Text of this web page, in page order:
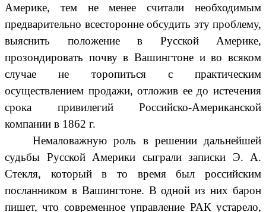
Америке, тем не менее считали необходимым
предварительно всесторонне обсудить эту проблему,
выяснить положение в Русской Америке,
прозондировать почву в Вашингтоне и во всяком
случае не торопиться с практическим
осуществлением продажи, отложив ее до истечения
срока привилегий Российско-Американской
компании в 1862 г.
Немаловажную роль в решении дальнейшей
судьбы Русской Америки сыграли записки Э. А.
Стекля, который в то время был российским
посланником в Вашингтоне. В одной из них барон
пишет, что современное управление РАК устарело,